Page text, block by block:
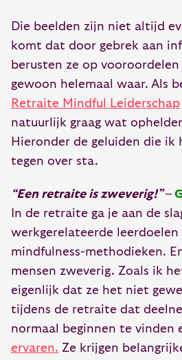
Die beelden zijn niet altijd
komt dat door gebrek aan
berusten ze op
gewoon helemaal waar. Als
Retraite Mindful Leiderschap
natuurlijk graag wat
Hieronder de geluiden die ik
tegen over sta.
“Een retraite is zweverig!”–
In de retraite ga je aan de
werkgerelateerde
mindfulness-methodieken.
mensen zweverig. Zoals ik
eigenlijk dat ze het niet
tijdens de retraite dat
normaal beginnen te vinden
ervaren. Ze krijgen